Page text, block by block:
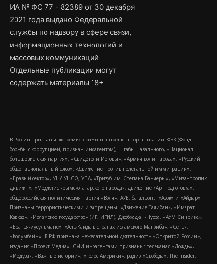
ИА № ФС 77 - 82389 от 30 декабря
2021 года выдано Федеральной
службы по надзору в сфере связи,
информационных технологий и
массовых коммуникаций
Отдельные публикации могут
содержать материалы 18+
В России признаны экстремистскими и запрещены организации: ФБК (Фонд
борьбы с коррупцией, признан иноагентом), Штабы Навального, «Национал-
большевистская партия», «Свидетели Иеговы», «Армия воли народа», «Русский
общенациональный союз», «Движение против нелегальной иммиграции»,
«Правый сектор», УНА-УНСО, УПА, «Тризуб им. Степана Бандеры», «Мизантропик
дивижн», «Меджлис крымскотатарского народа», движение «Артподготовка»,
общероссийская политическая партия «Воля», АУЕ, батальоны «Азов» и «Айдар».
Признаны террористическими и запрещены: «Движение Талибан», «Имарат
Кавказ», «Исламское государство» (ИГ, ИГИЛ), Джебхад-ан-Нусра, «АУМ Синрике»,
«Братья-мусульмане», «Аль-Каида в странах исламского Магриба», «Сеть»,
«Колумбайн». В РФ признана нежелательной деятельность «Открытой России»,
издания «Проект Медиа». СМИ-иноагентами признаны: телеканал «Дождь»,
«Медуза», «Важные истории», «Голос Америки», радио «Свобода», The Insider,